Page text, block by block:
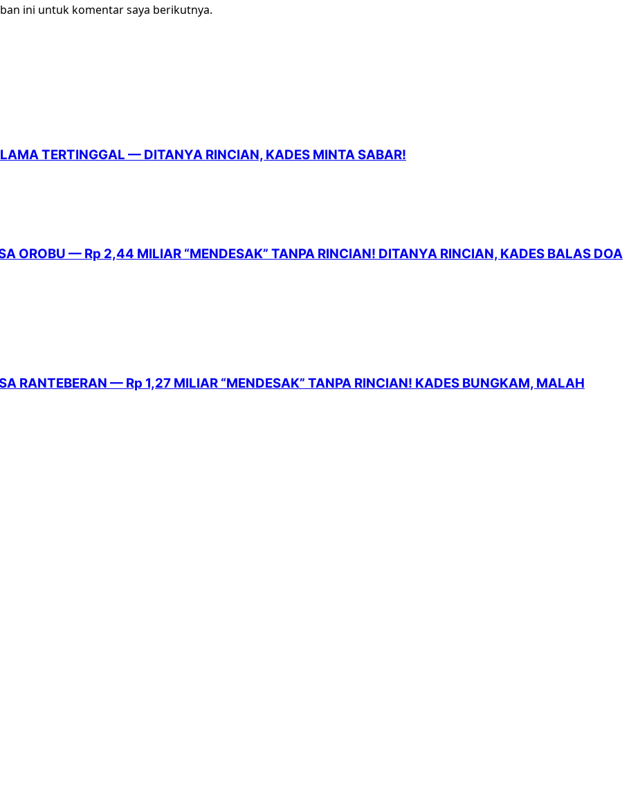
ini untuk komentar saya berikutnya.
TERTINGGAL — DITANYA RINCIAN, KADES MINTA SABAR!
OROBU — Rp 2,44 MILIAR “MENDESAK” TANPA RINCIAN! DITANYA RINCIAN, KADES BALAS DOA
RANTEBERAN — Rp 1,27 MILIAR “MENDESAK” TANPA RINCIAN! KADES BUNGKAM, MALAH